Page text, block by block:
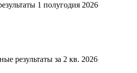
1 полугодия 2026
результаты за 2 кв. 2026